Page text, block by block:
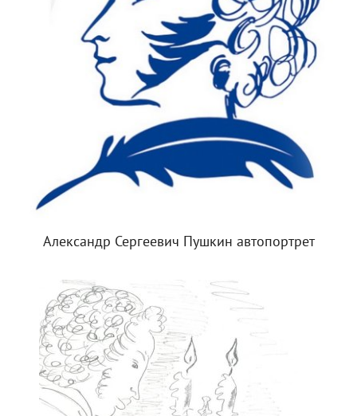
Александр Сергеевич Пушкин автопортрет